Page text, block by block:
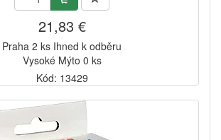
21,83 €
Praha 2 ks Ihned k odběru
Vysoké Mýto 0 ks
Kód: 13429